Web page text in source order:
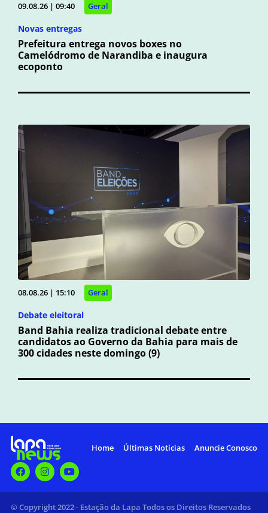
09.08.26 | 09:40 Geral
Novas entregas
Prefeitura entrega novos boxes no
Camelódromo de Narandiba e inaugura
ecoponto
08.08.26 | 15:10 Geral
Debate eleitoral
Band Bahia realiza tradicional debate entre
candidatos ao Governo da Bahia para mais de
300 cidades neste domingo (9)
Home Últimas Notícias Anuncie Conosco
© Copyright 2022 - Estação da Lapa Todos os Direitos Reservados